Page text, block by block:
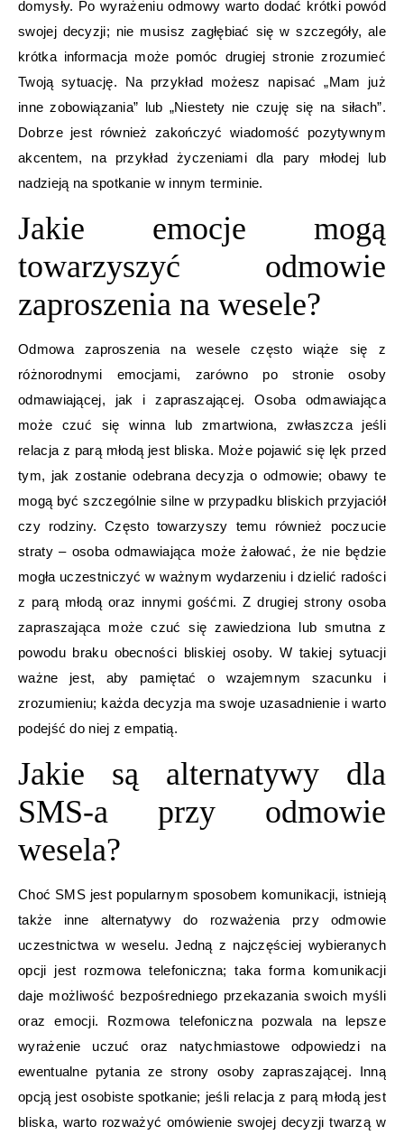
domysły. Po wyrażeniu odmowy warto dodać krótki powód
swojej decyzji; nie musisz zagłębiać się w szczegóły, ale
krótka informacja może pomóc drugiej stronie zrozumieć
Twoją sytuację. Na przykład możesz napisać „Mam już
inne zobowiązania” lub „Niestety nie czuję się na siłach”.
Dobrze jest również zakończyć wiadomość pozytywnym
akcentem, na przykład życzeniami dla pary młodej lub
nadzieją na spotkanie w innym terminie.
Jakie emocje mogą
towarzyszyć odmowie
zaproszenia na wesele?
Odmowa zaproszenia na wesele często wiąże się z
różnorodnymi emocjami, zarówno po stronie osoby
odmawiającej, jak i zapraszającej. Osoba odmawiająca
może czuć się winna lub zmartwiona, zwłaszcza jeśli
relacja z parą młodą jest bliska. Może pojawić się lęk przed
tym, jak zostanie odebrana decyzja o odmowie; obawy te
mogą być szczególnie silne w przypadku bliskich przyjaciół
czy rodziny. Często towarzyszy temu również poczucie
straty – osoba odmawiająca może żałować, że nie będzie
mogła uczestniczyć w ważnym wydarzeniu i dzielić radości
z parą młodą oraz innymi gośćmi. Z drugiej strony osoba
zapraszająca może czuć się zawiedziona lub smutna z
powodu braku obecności bliskiej osoby. W takiej sytuacji
ważne jest, aby pamiętać o wzajemnym szacunku i
zrozumieniu; każda decyzja ma swoje uzasadnienie i warto
podejść do niej z empatią.
Jakie są alternatywy dla
SMS-a przy odmowie
wesela?
Choć SMS jest popularnym sposobem komunikacji, istnieją
także inne alternatywy do rozważenia przy odmowie
uczestnictwa w weselu. Jedną z najczęściej wybieranych
opcji jest rozmowa telefoniczna; taka forma komunikacji
daje możliwość bezpośredniego przekazania swoich myśli
oraz emocji. Rozmowa telefoniczna pozwala na lepsze
wyrażenie uczuć oraz natychmiastowe odpowiedzi na
ewentualne pytania ze strony osoby zapraszającej. Inną
opcją jest osobiste spotkanie; jeśli relacja z parą młodą jest
bliska, warto rozważyć omówienie swojej decyzji twarzą w